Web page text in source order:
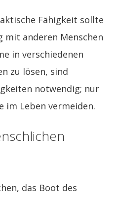
Fähigkeit sollte
mit anderen Menschen
in verschiedenen
zu lösen, sind
notwendig; nur
im Leben vermeiden.
das Boot des